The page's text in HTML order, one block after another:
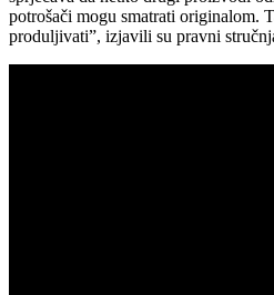
potrošači mogu smatrati originalom.
produljivati”, izjavili su pravni